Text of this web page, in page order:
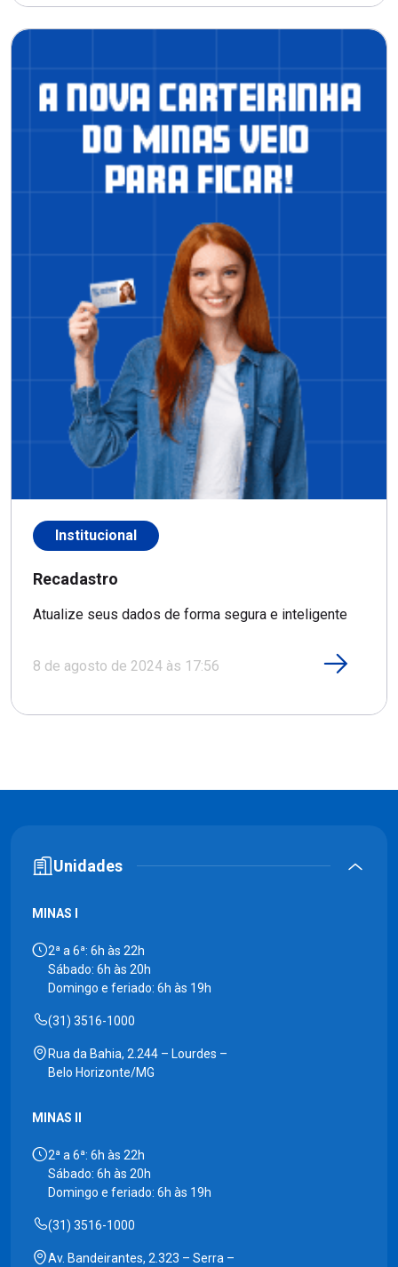
Institucional
Recadastro
Atualize seus dados de forma segura e inteligente
8 de agosto de 2024 às 17:56
Unidades
MINAS I
2ª a 6ª: 6h às 22h
Sábado: 6h às 20h
Domingo e feriado: 6h às 19h
(31) 3516-1000
Rua da Bahia, 2.244 – Lourdes –
Belo Horizonte/MG
MINAS II
2ª a 6ª: 6h às 22h
Sábado: 6h às 20h
Domingo e feriado: 6h às 19h
(31) 3516-1000
Av. Bandeirantes, 2.323 – Serra –